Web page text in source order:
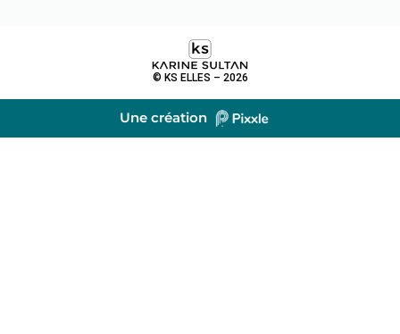
© KS ELLES – 2026
Une création